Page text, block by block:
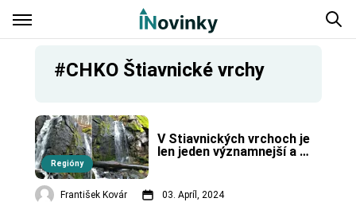
#CHKO Štiavnické vrchy
Regióny
V Štiavnických vrchoch je
len jeden významnejší a
František Kovár 03. Apríl, 2024